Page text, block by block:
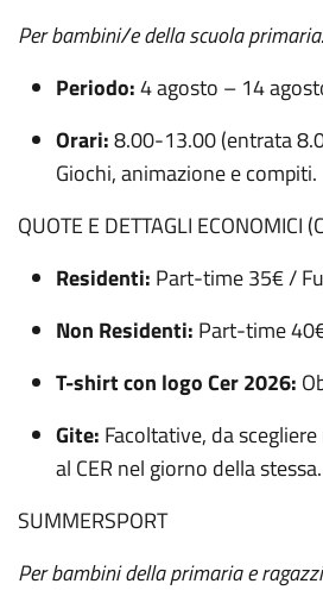
Per bambini/e della scuola primaria.
Periodo:4 agosto – 14
Orari:8.00-13.00 (entrata
Giochi, animazione e compiti.
QUOTE E DETTAGLI ECONOMICI
Residenti: Part-time 35€ /
Non Residenti: Part-time
T-shirt con logo Cer 2026:
Gite: Facoltative, da
al CER nel giorno della stessa.
SUMMERSPORT
Per bambini della primaria e